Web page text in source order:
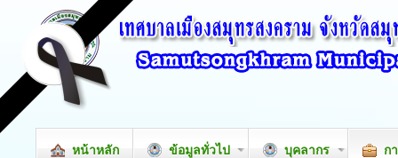
หน้าหลัก ข้อมูลทั่วไป บุคลากร ก